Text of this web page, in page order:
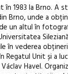
în 1983 la Brno. A
Brno, unde a
un altul în
în vederea
Regatul Unit și a
Havel.